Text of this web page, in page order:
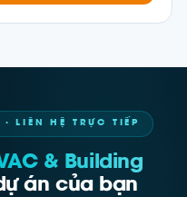
LIÊN HỆ TRỰC TIẾP
& Building
án của bạn